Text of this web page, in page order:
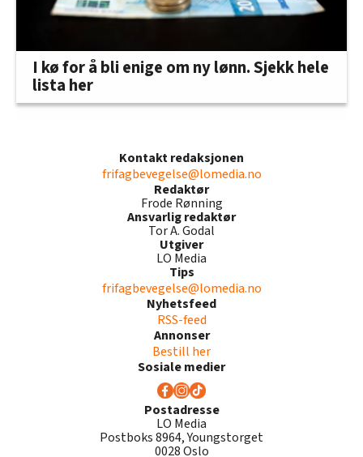
I kø for å bli enige om ny lønn. Sjekk hele
lista her
Kontakt redaksjonen
frifagbevegelse@lomedia.no
Redaktør
Frode Rønning
Ansvarlig redaktør
Tor A. Godal
Utgiver
LO Media
Tips
frifagbevegelse@lomedia.no
Nyhetsfeed
RSS-feed
Annonser
Bestill her
Sosiale medier
Postadresse
LO Media
Postboks 8964, Youngstorget
0028 Oslo